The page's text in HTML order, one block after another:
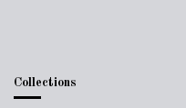
Collections